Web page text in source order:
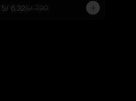
S/ 6.32S/ 7.90